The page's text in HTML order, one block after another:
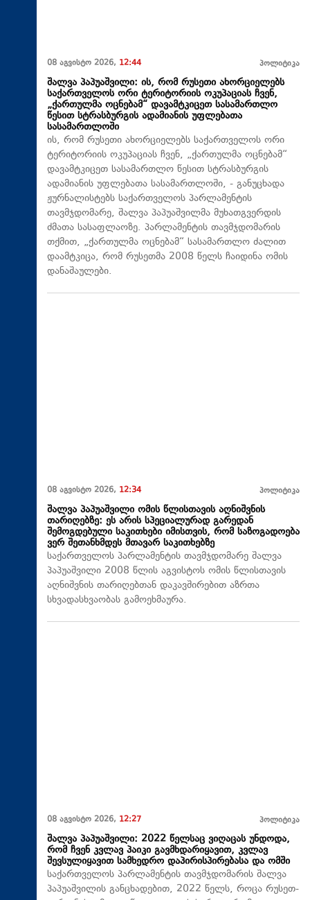
08 აგვისტო 2026, 12:44 პოლიტიკა
შალვა პაპუაშვილი: ის, რომ რუსეთი ახორციელებს
საქართველოს ორი ტერიტორიის ოკუპაციას ჩვენ,
„ქართულმა ოცნებამ“ დავამტკიცეთ სასამართლო
წესით სტრასბურგის ადამიანის უფლებათა
სასამართლოში
ის, რომ რუსეთი ახორციელებს საქართველოს ორი
ტერიტორიის ოკუპაციას ჩვენ, „ქართულმა ოცნებამ“
დავამტკიცეთ სასამართლო წესით სტრასბურგის
ადამიანის უფლებათა სასამართლოში, - განუცხადა
ჟურნალისტებს საქართველოს პარლამენტის
თავმჯდომარე, შალვა პაპუაშვილმა მუხათგვერდის
ძმათა სასაფლაოზე. პარლამენტის თავმჯდომარის
თქმით, „ქართულმა ოცნებამ“ სასამართლო ძალით
დაამტკიცა, რომ რუსეთმა 2008 წელს ჩაიდინა ომის
დანაშაულები.
08 აგვისტო 2026, 12:34 პოლიტიკა
შალვა პაპუაშვილი ომის წლისთავის აღნიშვნის
თარიღებზე: ეს არის სპეციალურად გარედან
შემოგდებული საკითხები იმისთვის, რომ საზოგადოება
ვერ შეთანხმდეს მთავარ საკითხებზე
საქართველოს პარლამენტის თავმჯდომარე შალვა
პაპუაშვილი 2008 წლის აგვისტოს ომის წლისთავის
აღნიშვნის თარიღებთან დაკავშირებით აზრთა
სხვადასხვაობას გამოეხმაურა.
08 აგვისტო 2026, 12:27 პოლიტიკა
შალვა პაპუაშვილი: 2022 წელსაც ვიღაცას უნდოდა,
რომ ჩვენ კვლავ პაიკი გავმხდარიყავით, კვლავ
შევსულიყავით სამხედრო დაპირისპირებასა და ომში
საქართველოს პარლამენტის თავმჯდომარის შალვა
პაპუაშვილის განცხადებით, 2022 წელს, როცა რუსეთ-